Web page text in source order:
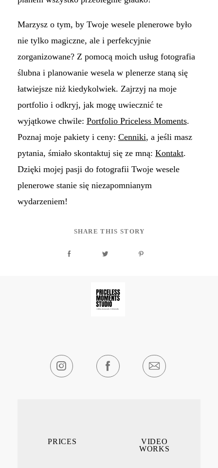
Marzysz o tym, by Twoje wesele plenerowe było
nie tylko magiczne, ale i perfekcyjnie
zorganizowane? Z pomocą moich usług fotografia
ślubna i planowanie wesela w plenerze staną się
łatwiejsze niż kiedykolwiek. Zajrzyj na moje
portfolio i odkryj, jak mogę uwiecznić te
wyjątkowe chwile: Portfolio Priceless Moments.
Poznaj moje pakiety i ceny: Cenniki, a jeśli masz
pytania, śmiało skontaktuj się ze mną: Kontakt.
Dzięki mojej pasji do fotografii Twoje wesele
plenerowe stanie się niezapomnianym
wydarzeniem!
SHARE THIS STORY
VIDEO
WORKS
PRICES